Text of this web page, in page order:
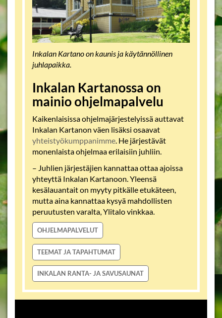
Inkalan Kartano on kaunis ja käytännöllinen
juhlapaikka.
Inkalan Kartanossa on
mainio ohjelmapalvelu
Kaikenlaisissa ohjelmajärjestelyissä auttavat
Inkalan Kartanon väen lisäksi osaavat
yhteistyökumppanimme. He järjestävät
monenlaista ohjelmaa erilaisiin juhliin.
– Juhlien järjestäjien kannattaa ottaa ajoissa
yhteyttä Inkalan Kartanoon. Yleensä
kesälauantait on myyty pitkälle etukäteen,
mutta aina kannattaa kysyä mahdollisten
peruutusten varalta, Ylitalo vinkkaa.
OHJELMAPALVELUT
TEEMAT JA TAPAHTUMAT
INKALAN RANTA- JA SAVUSAUNAT